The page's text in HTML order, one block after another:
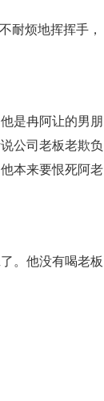
耐烦地挥挥手，
是冉阿让的男朋
公司老板老欺负
本来要恨死阿老
。他没有喝老板